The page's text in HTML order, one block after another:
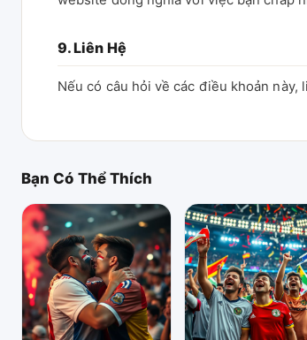
9. Liên Hệ
Nếu có câu hỏi về các điều khoản này,
Bạn Có Thể Thích